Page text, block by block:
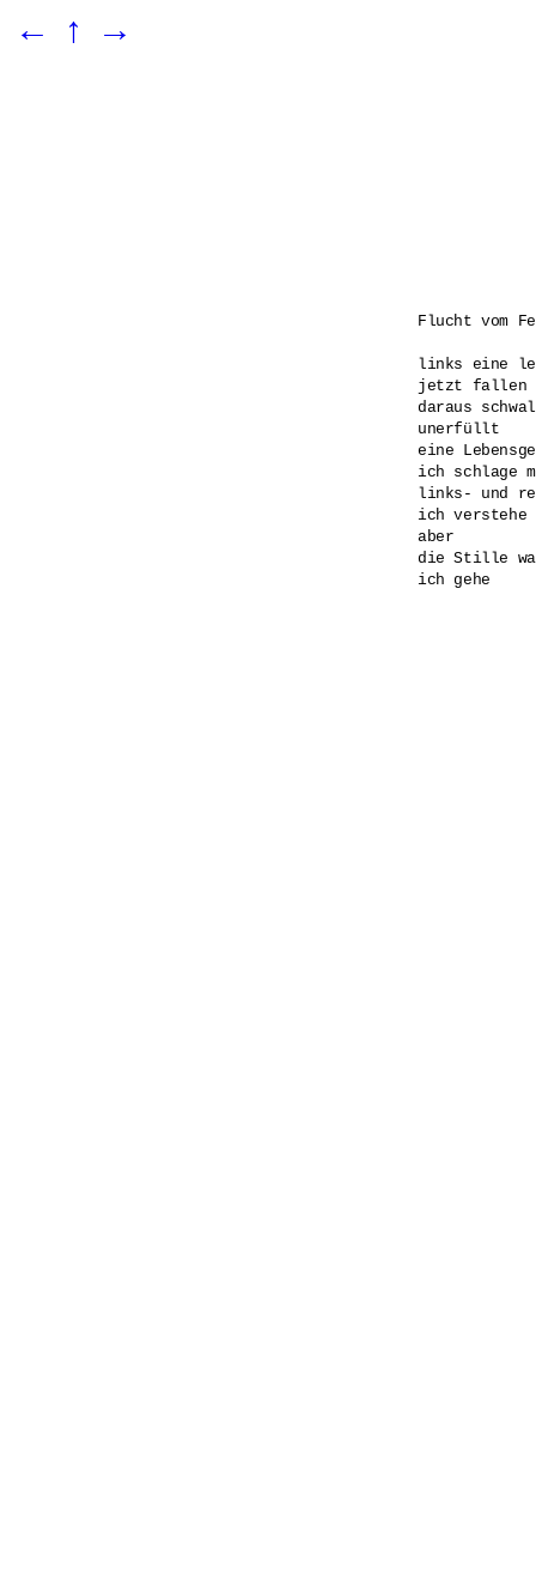
← ↑ →
Flucht vom
links eine
jetzt fallen
daraus
unerfüllt
eine
ich schlage
links- und
ich verstehe
aber
die Stille
ich gehe